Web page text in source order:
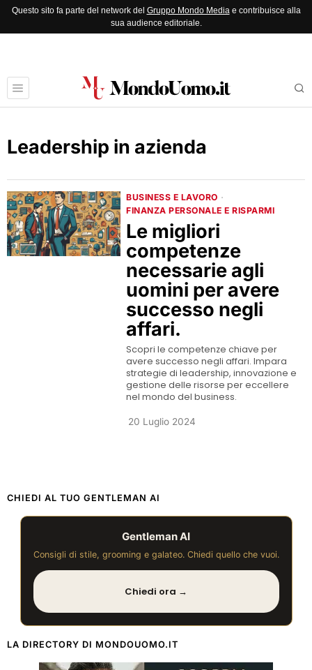
Questo sito fa parte del network del Gruppo Mondo Mediae contribuisce alla
sua audience editoriale.
Leadership in azienda
BUSINESS E LAVORO ·
FINANZA PERSONALE E RISPARMI
Le migliori
competenze
necessarie agli
uomini per avere
successo negli
affari.
Scopri le competenze chiave per
avere successo negli affari. Impara
strategie di leadership, innovazione e
gestione delle risorse per eccellere
nel mondo del business.
20 Luglio 2024
CHIEDI AL TUO GENTLEMAN AI
Gentleman AI
Consigli di stile, grooming e galateo. Chiedi quello che vuoi.
Chiedi ora →
LA DIRECTORY DI MONDOUOMO.IT